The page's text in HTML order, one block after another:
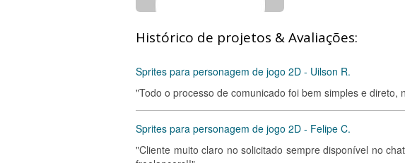
Histórico de projetos & Avaliações:
Sprites para personagem de jogo 2D - Uilson R.
"Todo o processo de comunicado foi bem simples e
Sprites para personagem de jogo 2D - Felipe C.
"Cliente muito claro no solicitado sempre disponível no